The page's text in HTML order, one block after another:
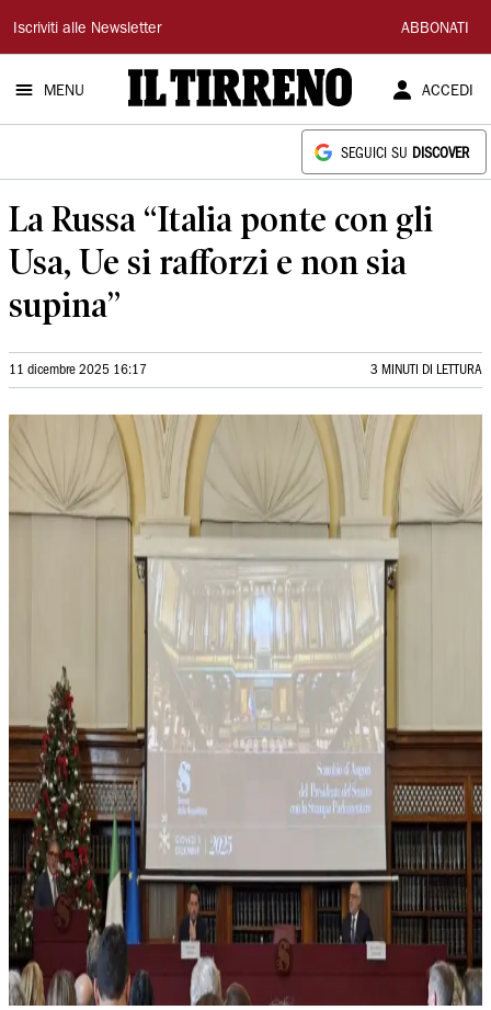
Il
Tirreno
Iscriviti alle Newsletter ABBONATI
MENU ACCEDI
SEGUICI SU DISCOVER
La Russa “Italia ponte con gli
Usa, Ue si rafforzi e non sia
supina”
11 dicembre 2025 16:17 3 MINUTI DI LETTURA